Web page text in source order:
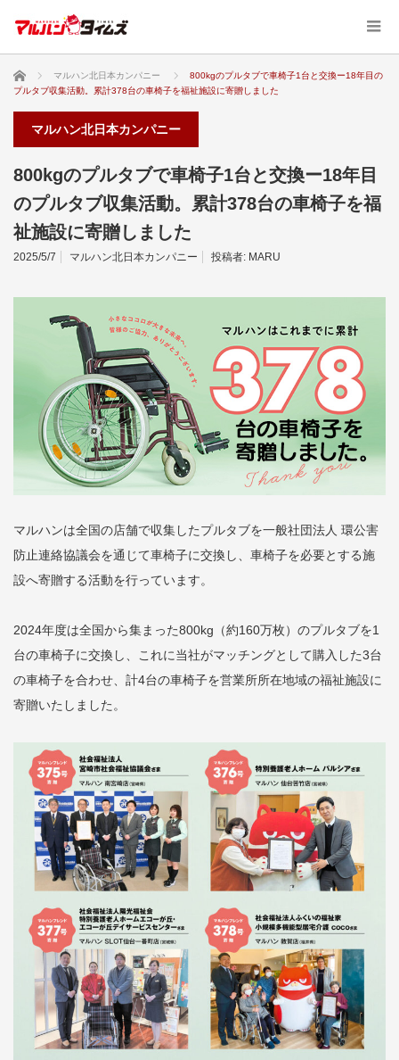
ホーム マルハン北日本カンパニー
800kgのプルタブで車椅子1台と交換ー18年目の
プルタブ収集活動。累計378台の車椅子を福祉施設に寄贈しました
マルハン北日本カンパニー
800kgのプルタブで車椅子1台と交換ー18年目
のプルタブ収集活動。累計378台の車椅子を福
祉施設に寄贈しました
2025/5/7 マルハン北日本カンパニー 投稿者: MARU
マルハンは全国の店舗で収集したプルタブを一般社団法人 環公害
防止連絡協議会を通じて車椅子に交換し、車椅子を必要とする施
設へ寄贈する活動を行っています。
2024年度は全国から集まった800kg（約160万枚）のプルタブを1
台の車椅子に交換し、これに当社がマッチングとして購入した3台
の車椅子を合わせ、計4台の車椅子を営業所所在地域の福祉施設に
寄贈いたしました。